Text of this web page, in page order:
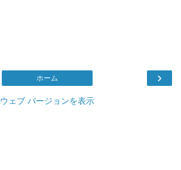
›
ホーム
ウェブ バージョンを表示